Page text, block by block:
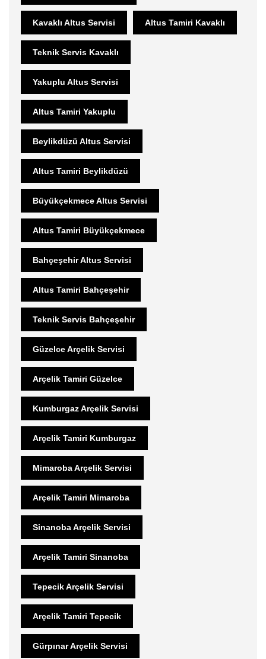
Kavaklı Altus Servisi Altus Tamiri Kavaklı
Teknik Servis Kavaklı
Yakuplu Altus Servisi
Altus Tamiri Yakuplu
Beylikdüzü Altus Servisi
Altus Tamiri Beylikdüzü
Büyükçekmece Altus Servisi
Altus Tamiri Büyükçekmece
Bahçeşehir Altus Servisi
Altus Tamiri Bahçeşehir
Teknik Servis Bahçeşehir
Güzelce Arçelik Servisi
Arçelik Tamiri Güzelce
Kumburgaz Arçelik Servisi
Arçelik Tamiri Kumburgaz
Mimaroba Arçelik Servisi
Arçelik Tamiri Mimaroba
Sinanoba Arçelik Servisi
Arçelik Tamiri Sinanoba
Tepecik Arçelik Servisi
Arçelik Tamiri Tepecik
Gürpınar Arçelik Servisi